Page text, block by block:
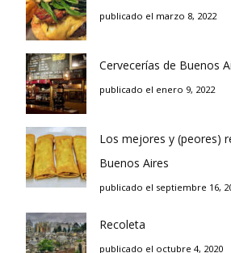
publicado el marzo 8, 2022
Cervecerías de Buenos
publicado el enero 9, 2022
Los mejores y (peores)
Buenos Aires
publicado el septiembre 16,
Recoleta
publicado el octubre 4, 2020